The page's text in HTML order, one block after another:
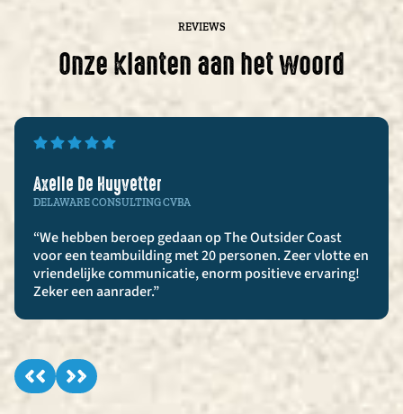
REVIEWS
Onze klanten aan het woord
Axelle De Huyvetter
DELAWARE CONSULTING CVBA
“We hebben beroep gedaan op The Outsider Coast
voor een teambuilding met 20 personen. Zeer vlotte en
vriendelijke communicatie, enorm positieve ervaring!
Zeker een aanrader.”